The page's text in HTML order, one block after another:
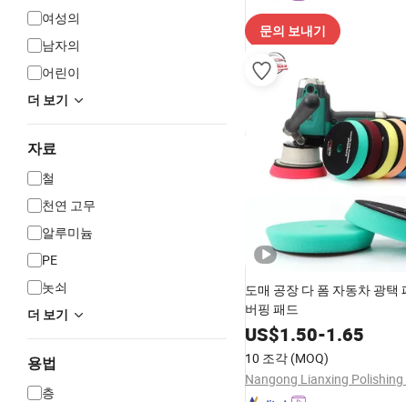
여성의
남자의
어린이
더 보기
자료
철
천연 고무
알루미늄
PE
놋쇠
더 보기
용법
층
문의 보내기
도매 공장 다 폼 자동차 광택
버핑 패드
US$1.50-1.65
10 조각 (MOQ)